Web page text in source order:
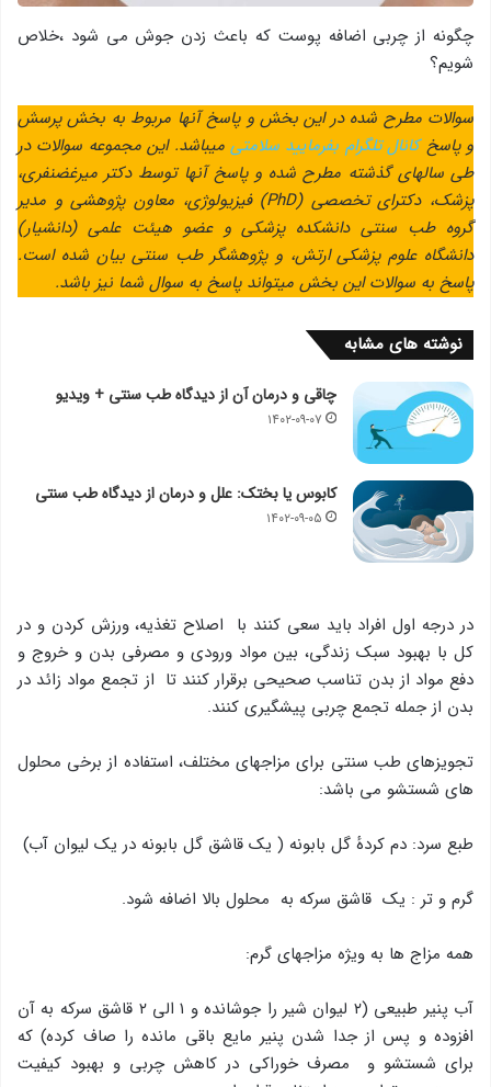
چگونه از چربی اضافه پوست که باعث زدن جوش می شود ،خلاص
شویم؟
سوالات مطرح شده در این بخش و پاسخ آنها مربوط به بخش پرسش
و پاسخ کانال تلگرام بفرمایید سلامتی میباشد. این مجموعه سوالات در
طی سالهای گذشته مطرح شده و پاسخ آنها توسط دکتر میرغضنفری،
پزشک، دکترای تخصصی (PhD)
فیزیولوژی، معاون پژوهشی و مدير
گروه طب سنتی دانشکده پزشکی و عضو هیئت علمی (دانشیار)
دانشگاه علوم پزشکی ارتش، و پژوهشگر طب سنتی بیان شده است.
پاسخ به سوالات این بخش میتواند پاسخ به سوال شما نیز باشد.
نوشته های مشابه
چاقی و درمان آن از دیدگاه طب سنتی + ویدیو
۱۴۰۲-۰۹-۰۷
کابوس یا بختک: علل و درمان از دیدگاه طب سنتی
۱۴۰۲-۰۹-۰۵
در درجه اول افراد باید سعی کنند با اصلاح تغذیه، ورزش کردن و در
کل با بهبود سبک زندگی، بین مواد ورودی و مصرفی بدن و خروج و
دفع مواد از بدن تناسب صحیحی برقرار کنند تا از تجمع مواد زائد در
بدن از جمله تجمع چربی پیشگیری کنند.
تجویزهای طب سنتی برای مزاجهای مختلف، استفاده از برخی محلول
های شستشو می باشد:
طبع سرد: دم کردهٔ گل بابونه ( یک قاشق گل بابونه در یک لیوان آب)
گرم و تر : یک قاشق سرکه به محلول بالا اضافه شود.
همه مزاج ها به ویژه مزاجهای گرم:
آب پنیر طبیعی (۲ لیوان شیر را جوشانده و ۱ الی ۲ قاشق سرکه به آن
افزوده و پس از جدا شدن پنیر مایع باقی مانده را صاف کرده) که
برای شستشو و مصرف خوراکی در کاهش چربی و بهبود کیفیت